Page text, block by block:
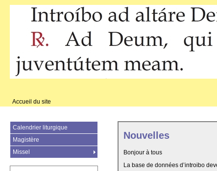
Accueil du site
Nouvelles
Bonjour à tous
La base de données d’introibo
Calendrier liturgique
Magistère
Missel